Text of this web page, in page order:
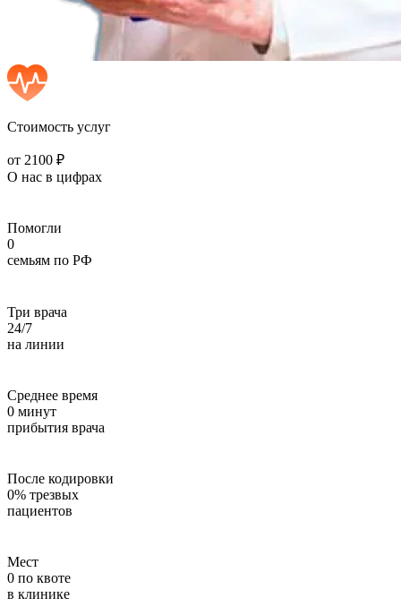
Стоимость услуг
от 2100 ₽
О нас в цифрах
Помогли
0
семьям по РФ
Три врача
24/7
на линии
Среднее время
0 минут
прибытия врача
После кодировки
0% трезвых
пациентов
Мест
0 по квоте
в клинике